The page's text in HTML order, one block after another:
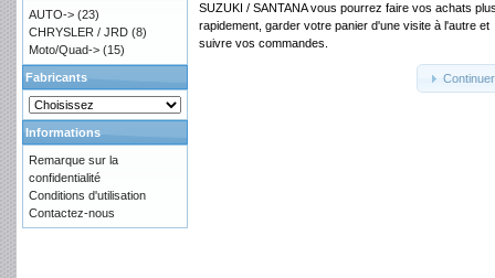
SUZUKI / SANTANA vous pourrez faire vos achats
rapidement, garder votre panier d'une visite à l'autre et
suivre vos commandes.
Continuer
AUTO-> (23)
CHRYSLER / JRD (8)
Moto/Quad-> (15)
Fabricants
Informations
Remarque sur la
confidentialité
Conditions d'utilisation
Contactez-nous